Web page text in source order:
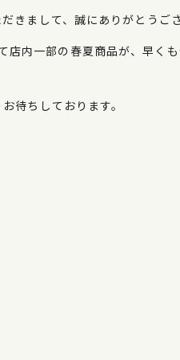
きまして、誠にありがとうござ
内一部の春夏商品が、早く
待ちしております。